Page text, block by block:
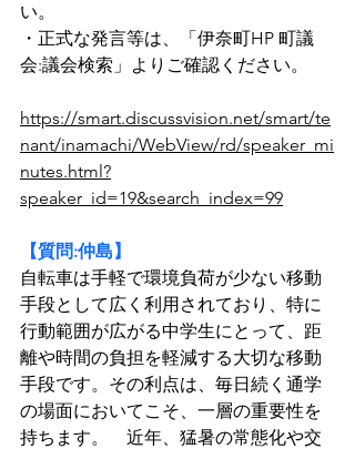
い。
・正式な発言等は、「伊奈町HP 町議
会:議会検索」よりご確認ください。
https://smart.discussvision.net/smart/te
nant/inamachi/WebView/rd/speaker_mi
nutes.html?
speaker_id=19&search_index=99
【質問:仲島】
自転車は手軽で環境負荷が少ない移動
手段として広く利用されており、特に
行動範囲が広がる中学生にとって、距
離や時間の負担を軽減する大切な移動
手段です。その利点は、毎日続く通学
の場面においてこそ、一層の重要性を
持ちます。　近年、猛暑の常態化や交